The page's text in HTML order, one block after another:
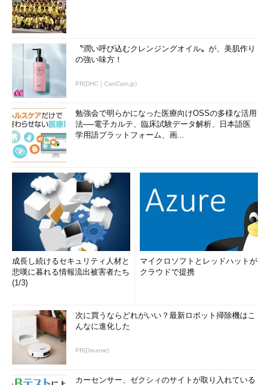
〝潤い呼び込むクレンジングオイル〟が、美肌作り
の強い味方！
PR(DHC｜CanCam.jp)
勉強会で明らかになった医療向けOSSの多様な活用
法──電子カルテ、臨床試験データ解析、日本語医
学用語プラットフォーム、画...
成長し続けるセキュリティ人材と
悲嘆に暮れる情報流出被害者たち
(1/3)
マイクロソフトとレッドハットが
クラウドで提携
次に買うならどれがいい？最新ロボット掃除機はこ
んなに進化した
PR(Dreame)
カーセンサー、ゼクシィのサイトが取り入れている